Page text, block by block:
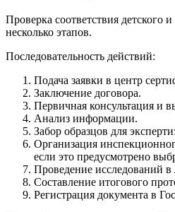
Проверка соответствия детского
несколько этапов.
Последовательность действий:
Подача заявки в центр
Заключение договора.
Первичная консультация и
Анализ информации.
Забор образцов для
Организация
если это предусмотрено
Проведение исследований в
Составление итогового
Регистрация документа в